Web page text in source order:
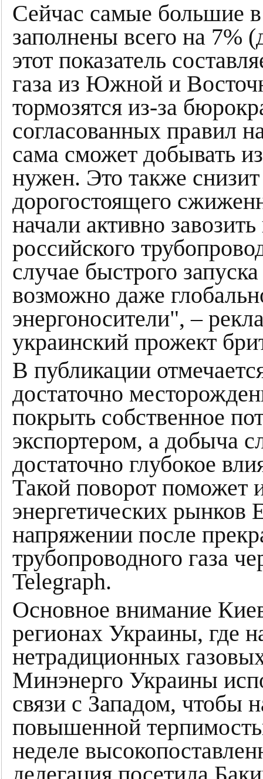
Сейчас самые большие
заполнены всего на 7%
этот показатель
газа из Южной и
тормозятся из-за
согласованных правил
сама сможет добывать
нужен. Это также
дорогостоящего
начали активно
российского
случае быстрого
возможно даже
энергоносители", –
украинский прожект
В публикации
достаточно
покрыть собственное
экспортером, а добыча
достаточно глубокое
Такой поворот поможет
энергетических рынков
напряжении после
трубопроводного газа
Telegraph.
Основное внимание
регионах Украины, где
нетрадиционных
Минэнерго Украины
связи с Западом, чтобы
повышенной
неделе